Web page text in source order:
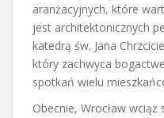
aranżacyjnych, które
jest architektonicznych
katedrą św. Jana
który zachwyca
spotkań wielu
Obecnie, Wrocław